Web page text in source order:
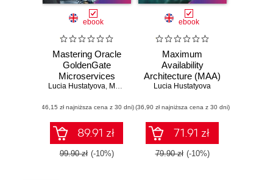
ebook
Mastering Oracle
GoldenGate
Microservices
Lucia Hustatyova, Mariami Kupatadze
(46,15 zł najniższa cena z 30 dni)
89.91 zł
99.90 zł (-10%)
ebook
Maximum
Availability
Architecture (MAA)
with Oracle
MicroServices in
HUB Architecture
Lucia Hustatyova
(36,90 zł najniższa cena z 30 dni)
71.91 zł
79.90 zł (-10%)